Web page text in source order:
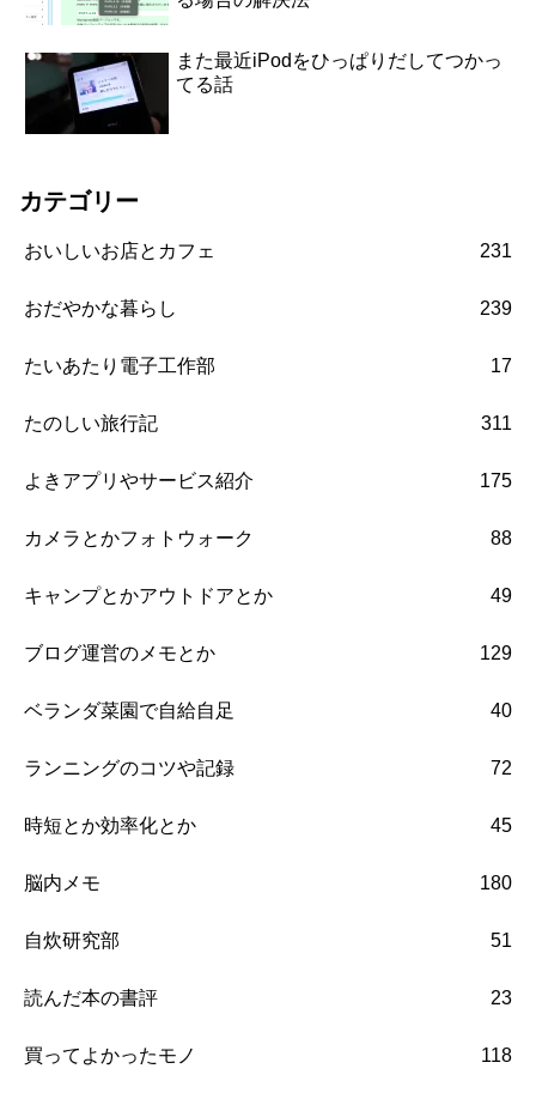
また最近iPodをひっぱりだしてつかっ
てる話
カテゴリー
おいしいお店とカフェ 231
おだやかな暮らし 239
たいあたり電子工作部 17
たのしい旅行記 311
よきアプリやサービス紹介 175
カメラとかフォトウォーク 88
キャンプとかアウトドアとか 49
ブログ運営のメモとか 129
ベランダ菜園で自給自足 40
ランニングのコツや記録 72
時短とか効率化とか 45
脳内メモ 180
自炊研究部 51
読んだ本の書評 23
買ってよかったモノ 118